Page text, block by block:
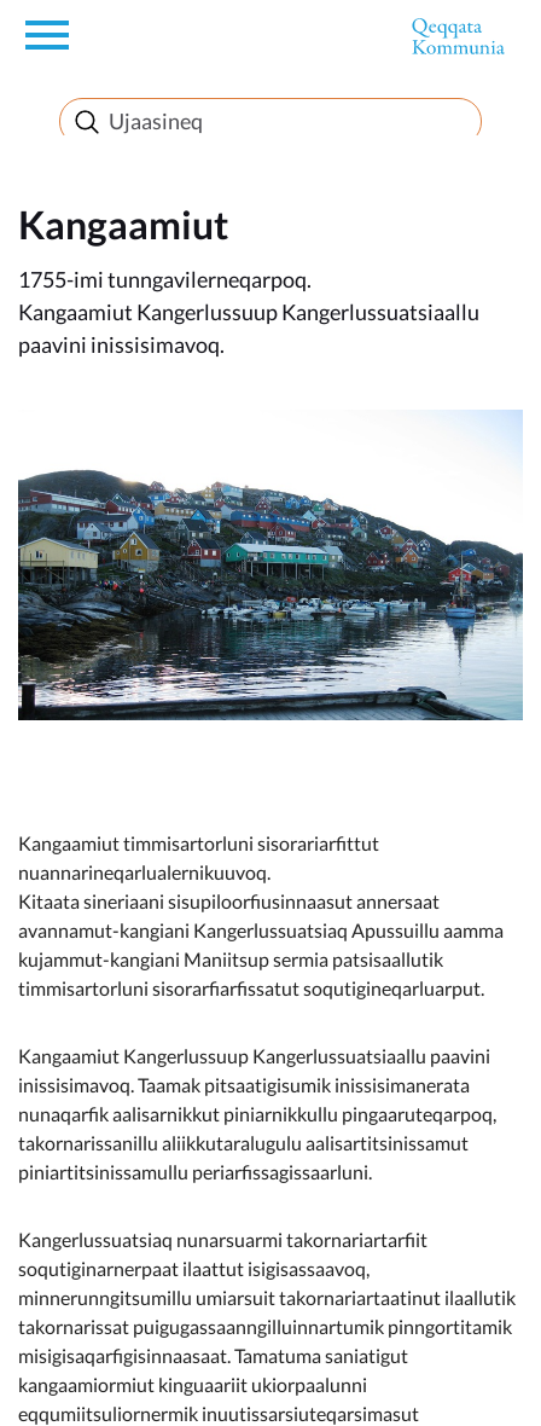
en
Innuttaasunut
Inuussutissarsiorneq
Politikki
Takornariat
Imminut sullinneq
Kommunimi pilersaarut
Kommune pillugu
Kangaamiut
1755-imi tunngavilerneqarpoq.
Kangaamiut Kangerlussuup Kangerlussuatsiaallu
paavini inissisimavoq.
Kangaamiut timmisartorluni sisorariarfittut
nuannarineqarlualernikuuvoq.
Kitaata sineriaani sisupiloorfiusinnaasut annersaat
avannamut-kangiani Kangerlussuatsiaq Apussuillu aamma
kujammut-kangiani Maniitsup sermia patsisaallutik
timmisartorluni sisorarfiarfissatut soqutigineqarluarput.
Kangaamiut Kangerlussuup Kangerlussuatsiaallu paavini
inissisimavoq. Taamak pitsaatigisumik inissisimanerata
nunaqarfik aalisarnikkut piniarnikkullu pingaaruteqarpoq,
takornarissanillu aliikkutaralugulu aalisartitsinissamut
piniartitsinissamullu periarfissagissaarluni.
Kangerlussuatsiaq nunarsuarmi takornariartarfiit
soqutiginarnerpaat ilaattut isigisassaavoq,
minnerunngitsumillu umiarsuit takornariartaatinut ilaallutik
takornarissat puigugassaanngilluinnartumik pinngortitamik
misigisaqarfigisinnaasaat. Tamatuma saniatigut
kangaamiormiut kinguaariit ukiorpaalunni
eqqumiitsuliornermik inuutissarsiuteqarsimasut